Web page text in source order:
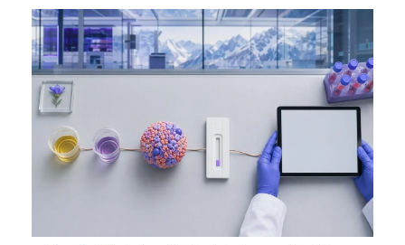
Español
Ελληνικά
Türkçe
Română
简体中文
فارسی
Български